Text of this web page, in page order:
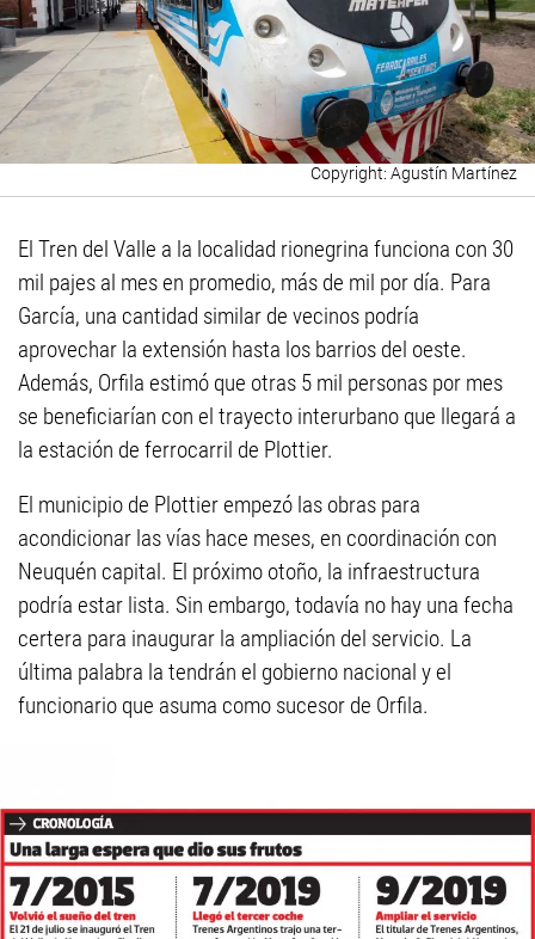
Agustín Martínez
El Tren del Valle a la localidad rionegrina funciona con 30
mil pajes al mes en promedio, más de mil por día. Para
García, una cantidad similar de vecinos podría
aprovechar la extensión hasta los barrios del oeste.
Además, Orfila estimó que otras 5 mil personas por mes
se beneficiarían con el trayecto interurbano que llegará a
la estación de ferrocarril de Plottier.
El municipio de Plottier empezó las obras para
acondicionar las vías hace meses, en coordinación con
Neuquén capital. El próximo otoño, la infraestructura
podría estar lista. Sin embargo, todavía no hay una fecha
certera para inaugurar la ampliación del servicio. La
última palabra la tendrán el gobierno nacional y el
funcionario que asuma como sucesor de Orfila.